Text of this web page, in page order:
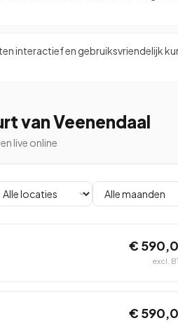
interactief en gebruiksvriendelijk
van Veenendaal
live online
€
excl.
€